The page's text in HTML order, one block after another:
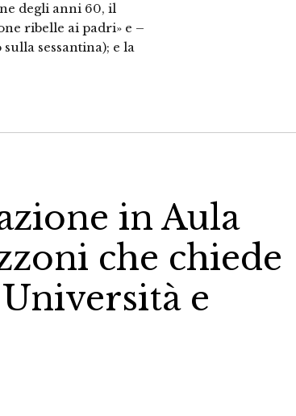
degli anni 60, il
ribelle ai padri» e –
sessantina); e la
in Aula
che chiede
e